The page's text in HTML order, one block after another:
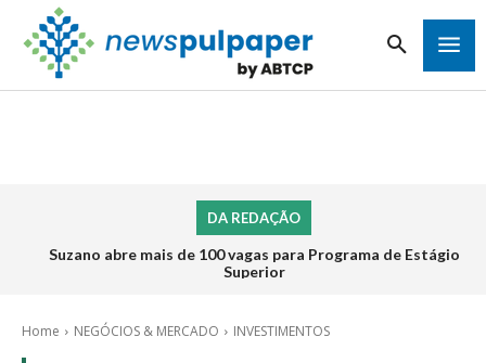
DA REDAÇÃO
Suzano abre mais de 100 vagas para Programa de Estágio
Superior
Home NEGÓCIOS & MERCADO INVESTIMENTOS